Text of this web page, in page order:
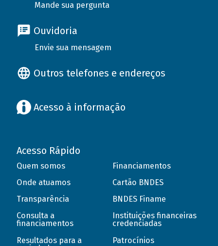
Mande sua pergunta
Ouvidoria
Envie sua mensagem
Outros telefones e endereços
Acesso à informação
Acesso Rápido
Quem somos
Onde atuamos
Transparência
Consulta a
financiamentos
Resultados para a
Financiamentos
Cartão BNDES
BNDES Finame
Instituições financeiras
credenciadas
Patrocínios